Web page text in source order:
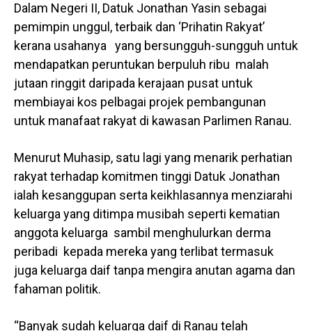
Dalam Negeri II, Datuk Jonathan Yasin sebagai
pemimpin unggul, terbaik dan ‘Prihatin Rakyat’
kerana usahanya yang bersungguh-sungguh untuk
mendapatkan peruntukan berpuluh ribu malah
jutaan ringgit daripada kerajaan pusat untuk
membiayai kos pelbagai projek pembangunan
untuk manafaat rakyat di kawasan Parlimen Ranau.
Menurut Muhasip, satu lagi yang menarik perhatian
rakyat terhadap komitmen tinggi Datuk Jonathan
ialah kesanggupan serta keikhlasannya menziarahi
keluarga yang ditimpa musibah seperti kematian
anggota keluarga sambil menghulurkan derma
peribadi kepada mereka yang terlibat termasuk
juga keluarga daif tanpa mengira anutan agama dan
fahaman politik.
“Banyak sudah keluarga daif di Ranau telah